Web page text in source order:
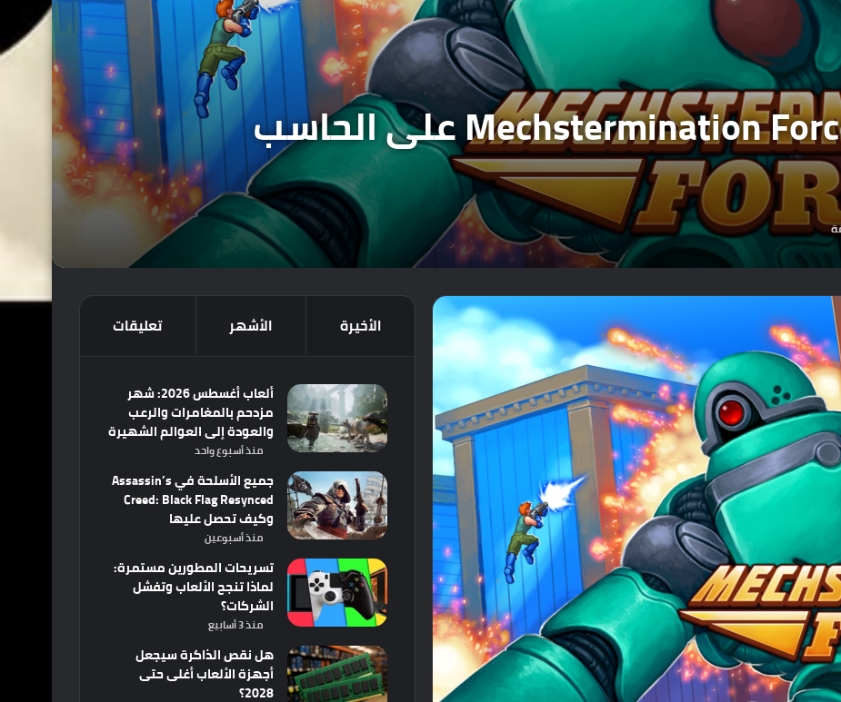
موعد اصدار لعبة Mechstermination Force على الحاسب
الأخيرة الأشهر تعليقات
ألعاب أغسطس 2026: شهر
مزدحم بالمغامرات والرعب
والعودة إلى العوالم الشهيرة
منذ أسبوع واحد
جميع الأسلحة في Assassin’s
Creed: Black Flag Resynced
وكيف تحصل عليها
منذ أسبوعين
تسريحات المطورين مستمرة:
لماذا تنجح الألعاب وتفشل
الشركات؟
منذ 3 أسابيع
هل نقص الذاكرة سيجعل
أجهزة الألعاب أغلى حتى
2028؟